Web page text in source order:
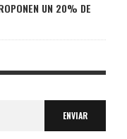
UN 20% DE